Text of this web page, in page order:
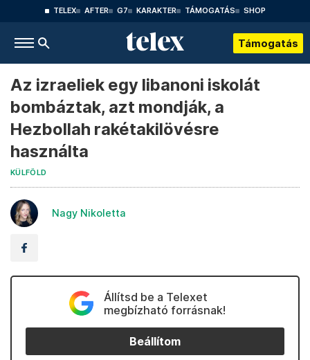
TELEX AFTER G7 KARAKTER TÁMOGATÁS SHOP
Támogatás
Az izraeliek egy libanoni iskolát
bombáztak, azt mondják, a
Hezbollah rakétakilövésre
használta
KÜLFÖLD
Nagy Nikoletta
Állítsd be a Telexet
megbízható forrásnak!
Beállítom